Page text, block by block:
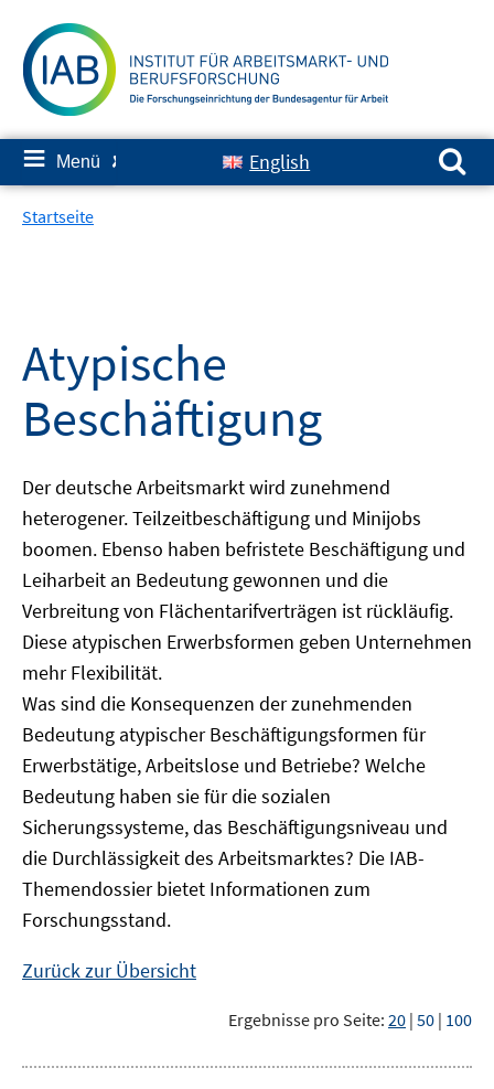
zum
Inhalt
≡ Menü ✘ English
Suchen nach:
Startseite
Atypische
Beschäftigung
Der deutsche Arbeitsmarkt wird zunehmend
heterogener. Teilzeitbeschäftigung und Minijobs
boomen. Ebenso haben befristete Beschäftigung und
Leiharbeit an Bedeutung gewonnen und die
Verbreitung von Flächentarifverträgen ist rückläufig.
Diese atypischen Erwerbsformen geben Unternehmen
mehr Flexibilität.
Was sind die Konsequenzen der zunehmenden
Bedeutung atypischer Beschäftigungsformen für
Erwerbstätige, Arbeitslose und Betriebe? Welche
Bedeutung haben sie für die sozialen
Sicherungssysteme, das Beschäftigungsniveau und
die Durchlässigkeit des Arbeitsmarktes? Die IAB-
Themendossier bietet Informationen zum
Forschungsstand.
Zurück zur Übersicht
Ergebnisse pro Seite: 20 | 50 | 100